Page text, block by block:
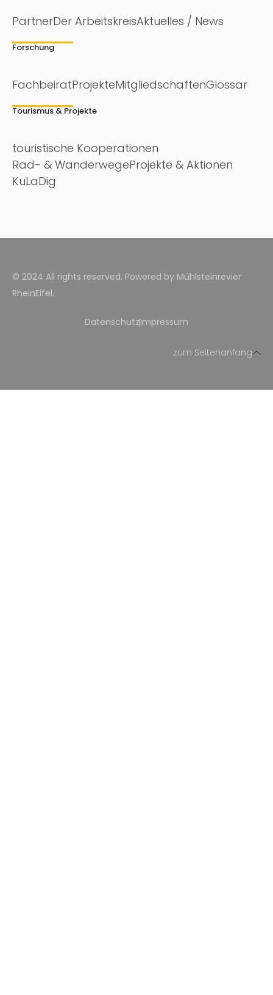
PartnerDer ArbeitskreisAktuelles / News
Forschung
FachbeiratProjekteMitgliedschaftenGlossar
Tourismus & Projekte
touristische Kooperationen
Rad- & WanderwegeProjekte & Aktionen
KuLaDig
© 2024 All rights reserved. Powered by Mühlsteinrevier
RheinEifel.
DatenschutzImpressum
zum Seitenanfang